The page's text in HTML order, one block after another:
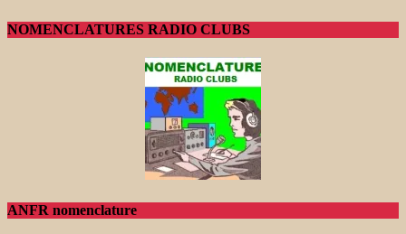
NOMENCLATURES RADIO CLUBS
ANFR nomenclature